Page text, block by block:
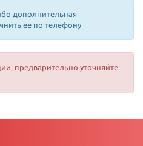
дополнительная
ее по телефону
предварительно уточняйте